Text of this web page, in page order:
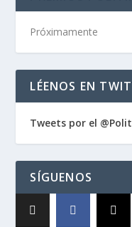
Próximamente
LÉENOS EN
Tweets por el
SÍGUENOS